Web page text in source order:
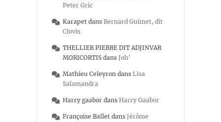
Peter Gric
Karapet dans Bernard Guimet, dit
Clovis
THELLIER PIERRE DIT ADJINVAR
MORICORTIS dans Joh’
Mathieu Celeyron dans Lisa
Salamandra
Harry gaabor dans Harry Gaabor
Françoise Ballet dans Jérôme